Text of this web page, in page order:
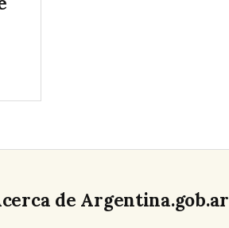
de Argentina.gob.ar